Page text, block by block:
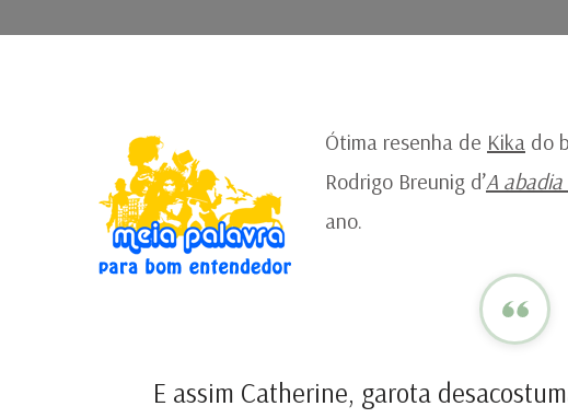
Ótima resenha de Kika do
Rodrigo Breunig d’A
ano.
E assim Catherine, garota